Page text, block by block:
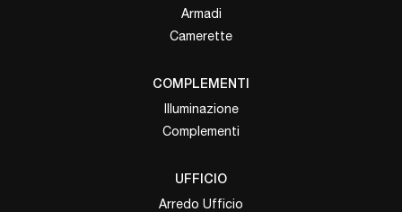
Armadi
Camerette
COMPLEMENTI
Illuminazione
Complementi
UFFICIO
Arredo Ufficio